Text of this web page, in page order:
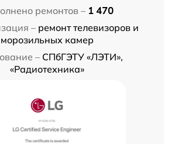
ремонтов – 1 470
– ремонт телевизоров и
морозильных камер
– СПбГЭТУ «ЛЭТИ»,
«Радиотехника»